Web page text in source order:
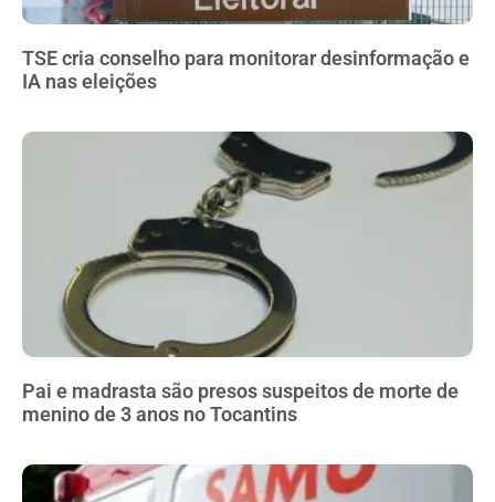
TSE cria conselho para monitorar desinformação e
IA nas eleições
Pai e madrasta são presos suspeitos de morte de
menino de 3 anos no Tocantins